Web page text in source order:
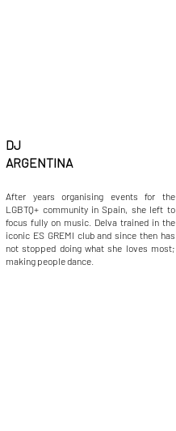
DJ
ARGENTINA
After years organising events for the
LGBTQ+ community in Spain, she left to
focus fully on music. Delva trained in the
iconic ES GREMI club and since then has
not stopped doing what she loves most;
making people dance.